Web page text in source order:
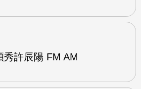
秀許辰陽 FM AM